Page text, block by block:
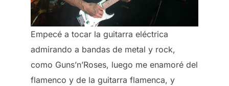
Empecé a tocar la guitarra eléctrica
admirando a bandas de metal y rock,
como Guns’n’Roses, luego me enamoré del
flamenco y de la guitarra flamenca, y